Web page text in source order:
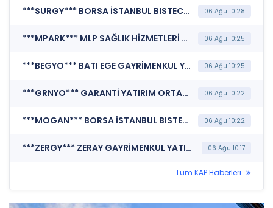
***SURGY*** BORSA İSTANBUL BISTECH DEVRE KESİCİ UYGULAMASI (Pay Bazında Devre Kesici Bildirimi) 06 Ağu 10:28
***MPARK*** MLP SAĞLIK HİZMETLERİ A.Ş. (TSRS Uyumlu Sürdürülebilirlik Raporu) 06 Ağu 10:25
***BEGYO*** BATI EGE GAYRİMENKUL YATIRIM ORTAKLIĞI A.Ş. (Kurumsal Yönetim Bilgi Formu (Güncelleme) - Yönetim Kurulu-2) 06 Ağu 10:25
***GRNYO*** GARANTİ YATIRIM ORTAKLIĞI A.Ş. (Özel Durum Açıklaması (Genel)) 06 Ağu 10:22
***MOGAN*** BORSA İSTANBUL BISTECH DEVRE KESİCİ UYGULAMASI (Pay Bazında Devre Kesici Bildirimi) 06 Ağu 10:22
***ZERGY*** ZERAY GAYRİMENKUL YATIRIM ORTAKLIĞI A.Ş. (Özel Durum Açıklaması (Genel)) 06 Ağu 10:17
Tüm KAP Haberleri